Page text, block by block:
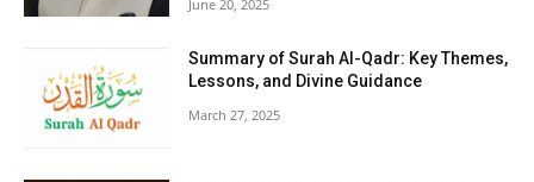
June 20, 2025
Summary of Surah Al-Qadr: Key Themes,
Lessons, and Divine Guidance
March 27, 2025